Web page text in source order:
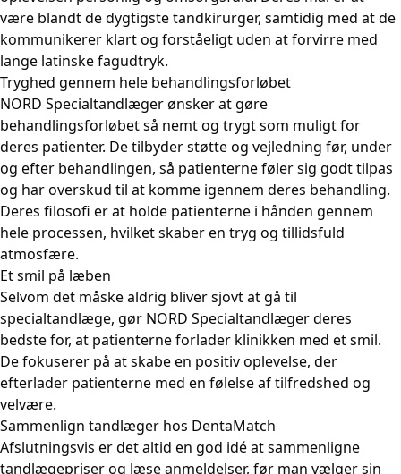
være blandt de dygtigste tandkirurger, samtidig med at de
kommunikerer klart og forståeligt uden at forvirre med
lange latinske fagudtryk.
Tryghed gennem hele behandlingsforløbet
NORD Specialtandlæger ønsker at gøre
behandlingsforløbet så nemt og trygt som muligt for
deres patienter. De tilbyder støtte og vejledning før, under
og efter behandlingen, så patienterne føler sig godt tilpas
og har overskud til at komme igennem deres behandling.
Deres filosofi er at holde patienterne i hånden gennem
hele processen, hvilket skaber en tryg og tillidsfuld
atmosfære.
Et smil på læben
Selvom det måske aldrig bliver sjovt at gå til
specialtandlæge, gør NORD Specialtandlæger deres
bedste for, at patienterne forlader klinikken med et smil.
De fokuserer på at skabe en positiv oplevelse, der
efterlader patienterne med en følelse af tilfredshed og
velvære.
Sammenlign tandlæger hos DentaMatch
Afslutningsvis er det altid en god idé at sammenligne
tandlægepriser og læse anmeldelser, før man vælger sin